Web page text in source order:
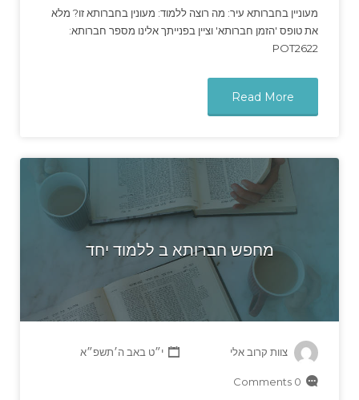
מעוניין בחברותא עיר: מה רוצה ללמוד: מעונין בחברותא זו? מלא
את טופס 'הזמן חברותא' וציין בפנייתך אלינו מספר חברותא:
POT2622
Read More
מחפש חברותא ב ללמוד יחד
צוות קרוב אלי י״ט באב ה׳תשפ״א
0 Comments